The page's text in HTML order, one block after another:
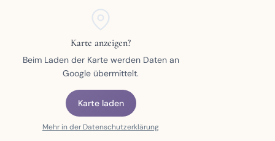
Karte anzeigen?
Beim Laden der Karte werden Daten an
Google übermittelt.
Karte laden
Mehr in der Datenschutzerklärung